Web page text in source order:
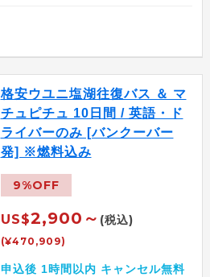
格安ウユニ塩湖往復バス ＆ マ
チュピチュ 10日間 / 英語・ド
ライバーのみ [バンクーバー
発] ※燃料込み
9%OFF
US$2,900～ (税込)
(¥470,909)
申込後 1時間以内 キャンセル無料